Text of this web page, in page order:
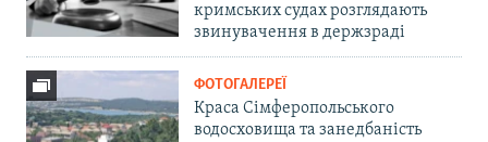
кримських судах розглядають
звинувачення в держзраді
ФОТОГАЛЕРЕЇ
Краса Сімферопольського
водосховища та занедбаність